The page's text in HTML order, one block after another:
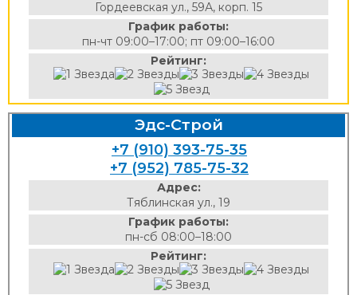
Гордеевская ул., 59А, корп. 15
График работы:
пн-чт 09:00–17:00; пт 09:00–16:00
Рейтинг:
Эдс-Строй
+7 (910) 393-75-35
+7 (952) 785-75-32
Адрес:
Тяблинская ул., 19
График работы:
пн-сб 08:00–18:00
Рейтинг: